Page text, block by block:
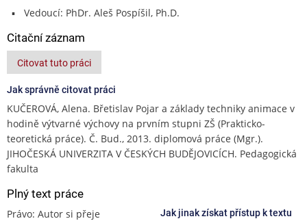
Vedoucí: PhDr. Aleš Pospíšil, Ph.D.
Citační záznam
Citovat tuto práci
Jak správně citovat práci
KUČEROVÁ, Alena. Břetislav Pojar a základy techniky animace v
hodině výtvarné výchovy na prvním stupni ZŠ (Prakticko-
teoretická práce). Č. Bud., 2013. diplomová práce (Mgr.).
JIHOČESKÁ UNIVERZITA V ČESKÝCH BUDĚJOVICÍCH. Pedagogická
fakulta
Plný text práce
Právo: Autor si přeje
Jak jinak získat přístup k textu